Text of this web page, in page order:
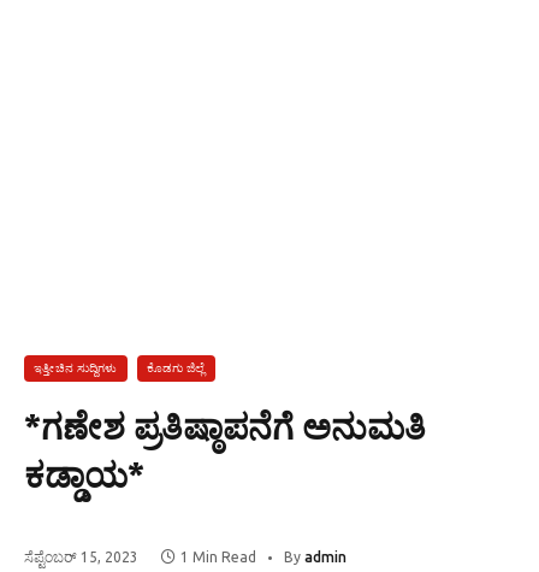
ಇತ್ತೀಚಿನ ಸುದ್ದಿಗಳು ಕೊಡಗು ಜಿಲ್ಲೆ
*ಗಣೇಶ ಪ್ರತಿಷ್ಠಾಪನೆಗೆ ಅನುಮತಿ
ಕಡ್ಡಾಯ*
ಸೆಪ್ಟೆಂಬರ್ 15, 2023 1 Min Read By admin